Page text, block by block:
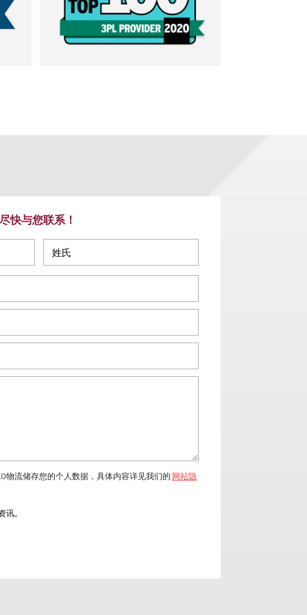
快与您联系！
物流储存您的个人数据，具体内容详见我们的 网站隐
讯。